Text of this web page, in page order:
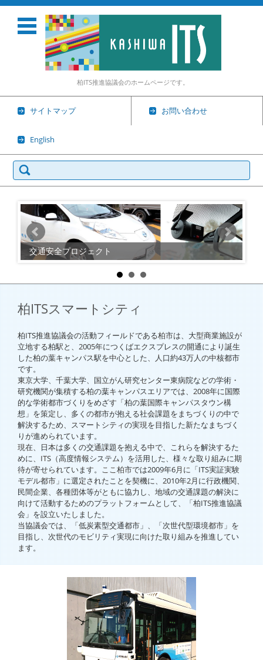
柏ITS推進協議会のホームページです。
サイトマップ お問い合わせ
English
検
索:
コンテンツに移動
交通安全プロジェクト
柏ITSスマートシティ
柏ITS推進協議会の活動フィールドである柏市は、大型商業施設が
立地する柏駅と、2005年につくばエクスプレスの開通により誕生
した柏の葉キャンパス駅を中心とした、人口約43万人の中核都市
です。
東京大学、千葉大学、国立がん研究センター東病院などの学術・
研究機関が集積する柏の葉キャンパスエリアでは、2008年に国際
的な学術都市づくりをめざす「柏の葉国際キャンパスタウン構
想」を策定し、多くの都市が抱える社会課題をまちづくりの中で
解決するため、スマートシティの実現を目指した新たなまちづく
りが進められています。
現在、日本は多くの交通課題を抱える中で、これらを解決するた
めに、ITS（高度情報システム）を活用した、様々な取り組みに期
待が寄せられています。ここ柏市では2009年6月に「ITS実証実験
モデル都市」に選定されたことを契機に、2010年2月に行政機関、
民間企業、各種団体等がともに協力し、地域の交通課題の解決に
向けて活動するためのプラットフォームとして、「柏ITS推進協議
会」を設立いたしました。
当協議会では、「低炭素型交通都市」、「次世代型環境都市」を
目指し、次世代のモビリティ実現に向けた取り組みを推進してい
ます。